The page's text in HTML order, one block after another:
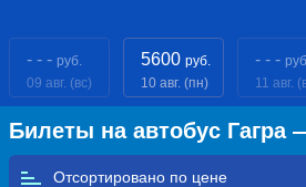
- - - руб.
09 авг. (вс)
5600 руб.
10 авг. (пн)
- - -
11 авг.
Билеты на автобус Гагра
Отсортировано по